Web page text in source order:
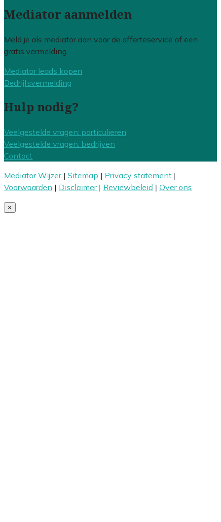
Mediator aanmelden
Meld je als mediator aan voor de offerteservice of een
gratis vermelding.
Mediator leads kopen
Bedrijfsvermelding
Hulp nodig?
Veelgestelde vragen: particulieren
Veelgestelde vragen: bedrijven
Contact
Mediator Wijzer| Sitemap | Privacy statement |
Voorwaarden | Disclaimer| Reviewbeleid | Over ons
×